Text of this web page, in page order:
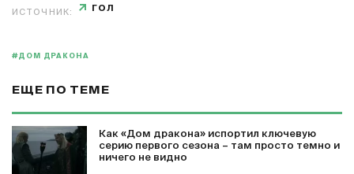
ИСТОЧНИК: ГОЛ
#ДОМ ДРАКОНА
ЕЩЕ ПО ТЕМЕ
Как «Дом дракона» испортил ключевую
серию первого сезона – там просто темно и
ничего не видно